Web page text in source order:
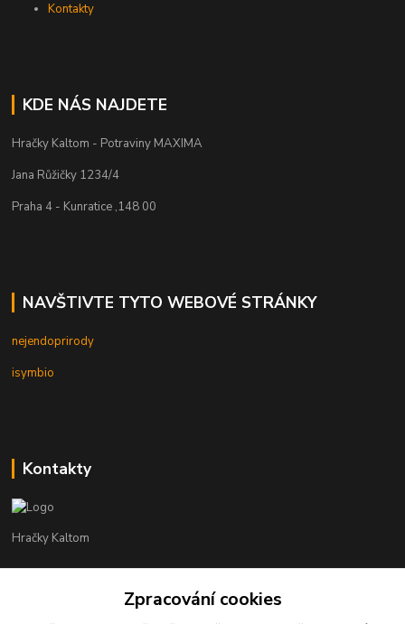
Kontakty
KDE NÁS NAJDETE
Hračky Kaltom - Potraviny MAXIMA
Jana Růžičky 1234/4
Praha 4 - Kunratice ,148 00
NAVŠTIVTE TYTO WEBOVÉ STRÁNKY
nejendoprirody
isymbio
Kontakty
Hračky Kaltom
+420 777 538 008
Zpracování cookies